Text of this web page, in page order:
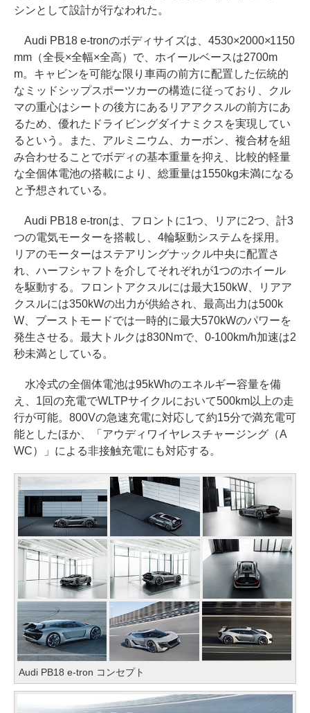
シンとして設計が行なわれた。
Audi PB18 e-tronのボディサイズは、4530×2000×1150
mm（全長×全幅×全高）で、ホイールベースは2700m
m。キャビンを可能な限り車両の前方に配置した伝統的
なミッドシップスポーツカーの構造に従っており、クル
マの重心はシートの後方にあるリアアクスルの前方にあ
るため、優れたドライビングダイナミクスを実現してい
るという。また、アルミニウム、カーボン、複合材を組
み合わせることでボディの基本重量を抑え、比較的軽量
な全個体電池の搭載により、総重量は1550kg未満になる
と予想されている。
Audi PB18 e-tronは、フロントに1つ、リアに2つ、計3
つの電気モーターを搭載し、4輪駆動システムを採用。
リアのモーターはステアリングナックル中央に配置さ
れ、ハーフシャフトを介してそれぞれが1つのホイール
を駆動する。フロントアクスルには最大150kW、リアア
クスルには350kWの出力が供給され、最高出力は500k
W、ブーストモードでは一時的に最大570kWのパワーを
発生させる。最大トルクは830Nmで、0-100km/h加速は2
秒未満としている。
水冷式の全個体電池は95kWhのエネルギー容量を備
え、1回の充電でWLTPサイクルにおいて500km以上の走
行が可能。800Vの急速充電に対応して約15分で満充電可
能としたほか、「アウディワイヤレスチャージング（A
WC）」による非接触充電にも対応する。
Audi PB18 e-tron コンセプト